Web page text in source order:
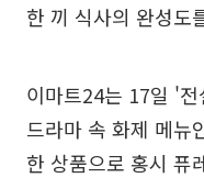
한 끼 식사의 완성도
이마트24는 17일 '
드라마 속 화제 메뉴
한 상품으로 홍시 퓨